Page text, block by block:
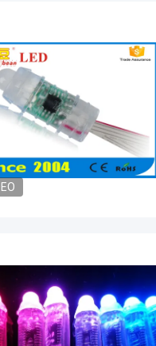
샤리
슷한 사각 헤드 부츠를 구입하
앱에아란스는 매우 높습니다,
기에는 너무 좋은고 지금 지치
문에 부츠가 그러한 스타일, 이
으로 시행할 것입니다...